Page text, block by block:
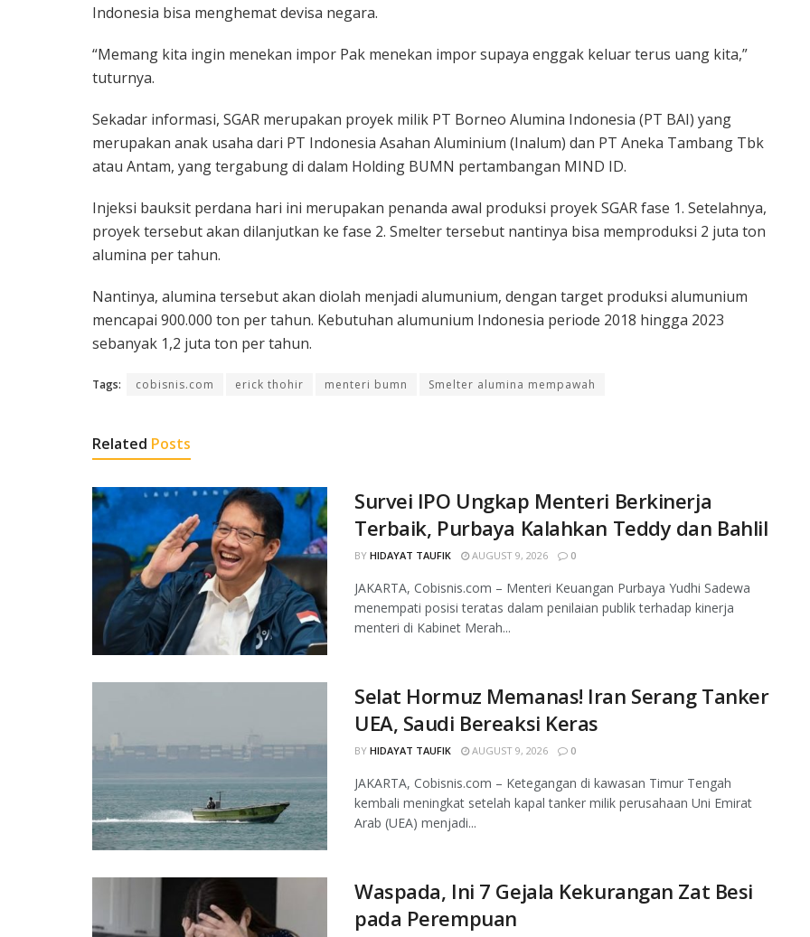
Indonesia bisa menghemat devisa negara.
“Memang kita ingin menekan impor Pak menekan impor supaya enggak keluar terus uang kita,”
tuturnya.
Sekadar informasi, SGAR merupakan proyek milik PT Borneo Alumina Indonesia (PT BAI) yang
merupakan anak usaha dari PT Indonesia Asahan Aluminium (Inalum) dan PT Aneka Tambang Tbk
atau Antam, yang tergabung di dalam Holding BUMN pertambangan MIND ID.
Injeksi bauksit perdana hari ini merupakan penanda awal produksi proyek SGAR fase 1. Setelahnya,
proyek tersebut akan dilanjutkan ke fase 2. Smelter tersebut nantinya bisa memproduksi 2 juta ton
alumina per tahun.
Nantinya, alumina tersebut akan diolah menjadi alumunium, dengan target produksi alumunium
mencapai 900.000 ton per tahun. Kebutuhan alumunium Indonesia periode 2018 hingga 2023
sebanyak 1,2 juta ton per tahun.
Tags: cobisnis.com erick thohir menteri bumn Smelter alumina mempawah
Related Posts
Survei IPO Ungkap Menteri Berkinerja
Terbaik, Purbaya Kalahkan Teddy dan Bahlil
BY HIDAYAT TAUFIK AUGUST 9, 2026 0
JAKARTA, Cobisnis.com – Menteri Keuangan Purbaya Yudhi Sadewa
menempati posisi teratas dalam penilaian publik terhadap kinerja
menteri di Kabinet Merah...
Selat Hormuz Memanas! Iran Serang Tanker
UEA, Saudi Bereaksi Keras
BY HIDAYAT TAUFIK AUGUST 9, 2026 0
JAKARTA, Cobisnis.com – Ketegangan di kawasan Timur Tengah
kembali meningkat setelah kapal tanker milik perusahaan Uni Emirat
Arab (UEA) menjadi...
Waspada, Ini 7 Gejala Kekurangan Zat Besi
pada Perempuan